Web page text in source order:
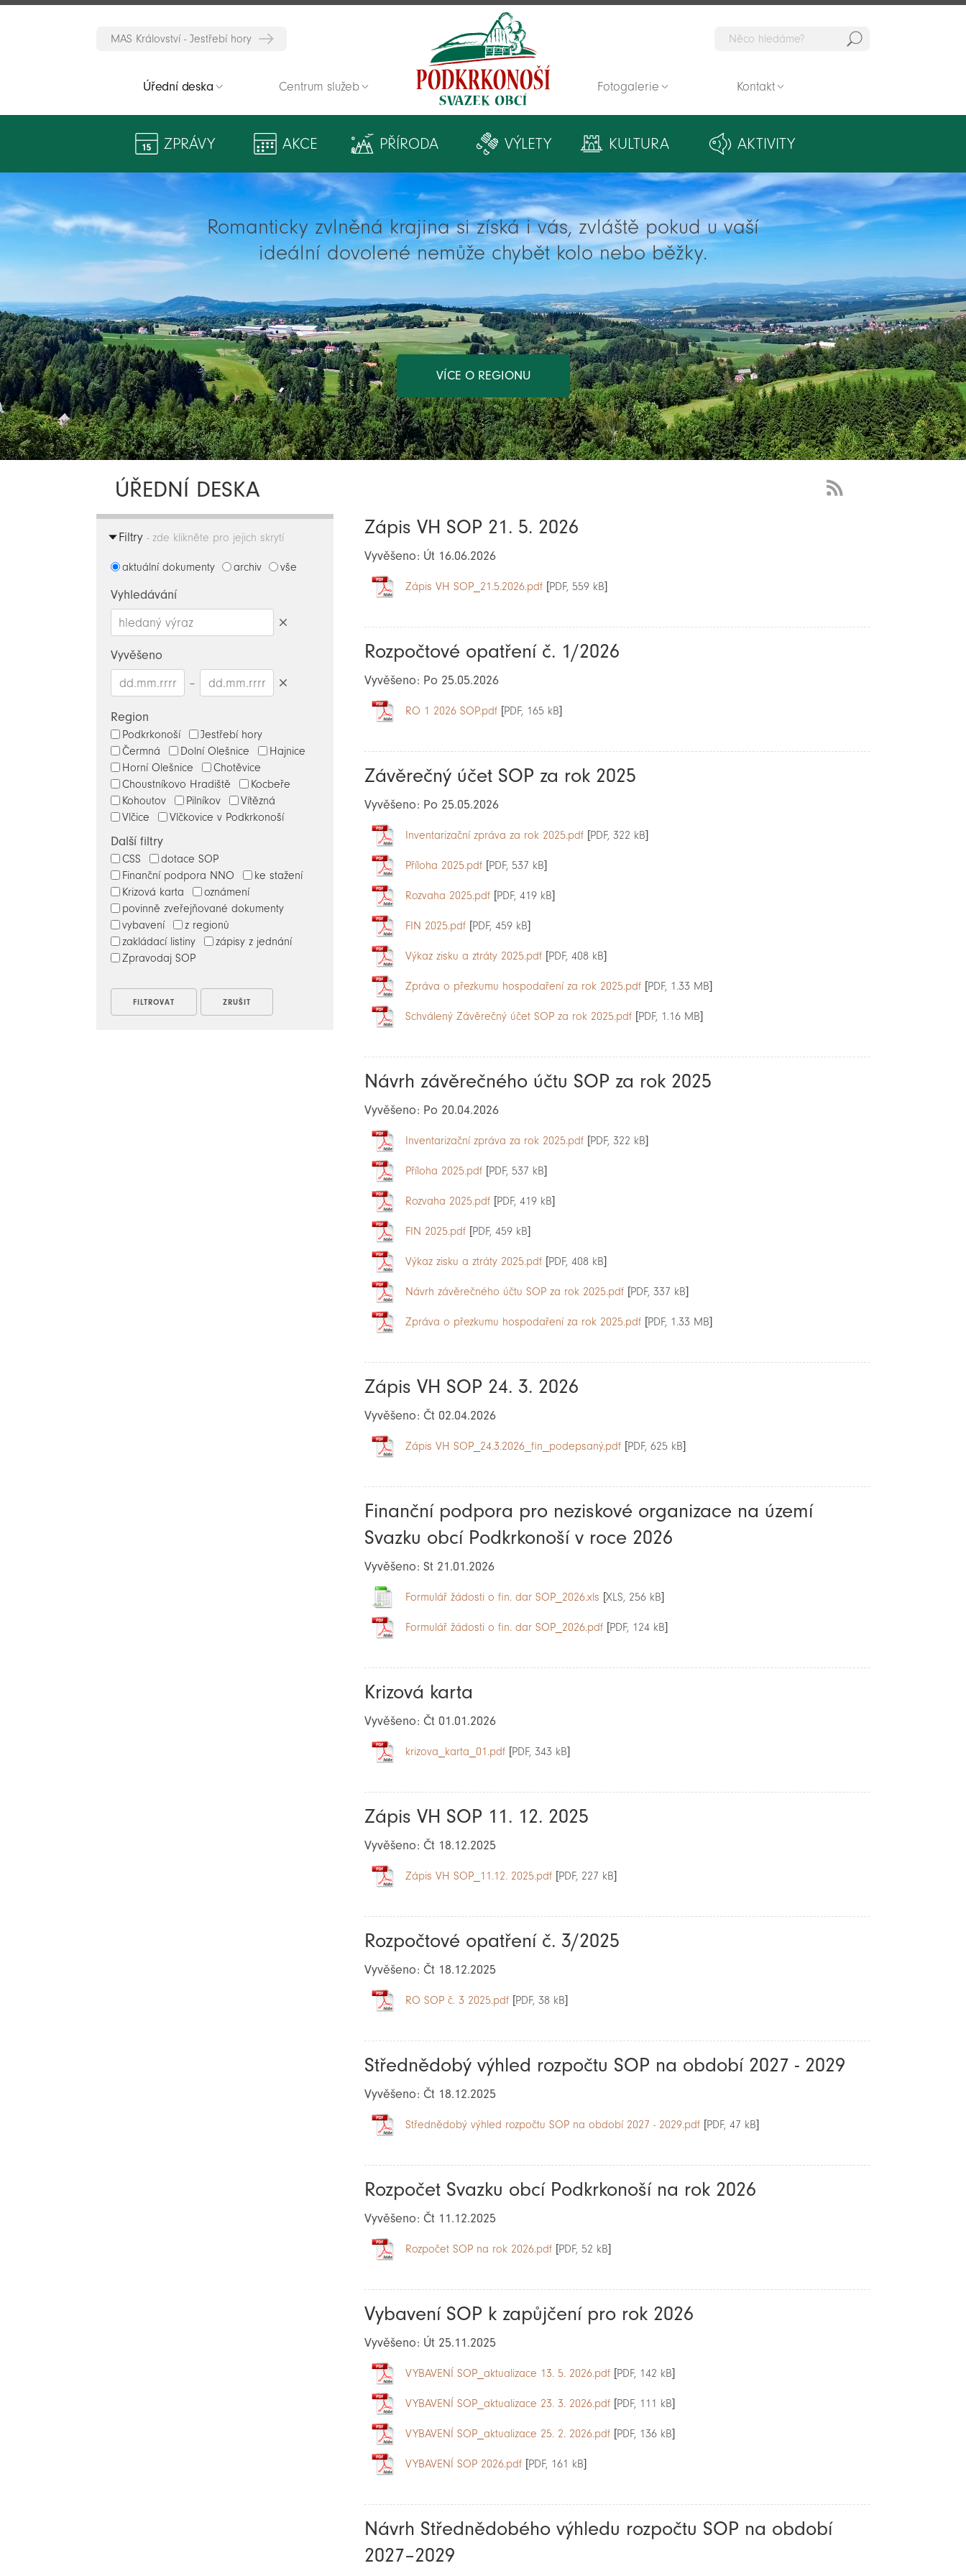
Zpět na titulní stranu
MAS Království - Jestřebí hory
Úřední deska Centrum služeb Fotogalerie Kontakt
ZPRÁVY AKCE PŘÍRODA VÝLETY KULTURA AKTIVITY
Romanticky zvlněná krajina si získá i vás, zvláště pokud u vaší
ideální dovolené nemůže chybět kolo nebo běžky.
VÍCE O REGIONU
ÚŘEDNÍ DESKA
Filtry - zde klikněte pro jejich skrytí
aktuální dokumenty archiv vše
Vyhledávání
Vyvěšeno
–
Region
Podkrkonoší
Jestřebí hory
Čermná
Dolní Olešnice
Hajnice
Horní Olešnice
Chotěvice
Choustníkovo Hradiště
Kocbeře
Kohoutov
Pilníkov
Vítězná
Vlčice
Vlčkovice v Podkrkonoší
Další filtry
CSS
dotace SOP
Finanční podpora NNO
ke stažení
Krizová karta
oznámení
povinně zveřejňované dokumenty
vybavení
z regionů
zakládací listiny
zápisy z jednání
Zpravodaj SOP
Zápis VH SOP 21. 5. 2026
Vyvěšeno: Út 16.06.2026
Zápis VH SOP_21.5.2026.pdf [PDF, 559 kB]
Rozpočtové opatření č. 1/2026
Vyvěšeno: Po 25.05.2026
RO 1 2026 SOP.pdf [PDF, 165 kB]
Závěrečný účet SOP za rok 2025
Vyvěšeno: Po 25.05.2026
Inventarizační zpráva za rok 2025.pdf [PDF, 322 kB]
Příloha 2025.pdf [PDF, 537 kB]
Rozvaha 2025.pdf [PDF, 419 kB]
FIN 2025.pdf [PDF, 459 kB]
Výkaz zisku a ztráty 2025.pdf [PDF, 408 kB]
Zpráva o přezkumu hospodaření za rok 2025.pdf [PDF, 1.33 MB]
Schválený Závěrečný účet SOP za rok 2025.pdf [PDF, 1.16 MB]
Návrh závěrečného účtu SOP za rok 2025
Vyvěšeno: Po 20.04.2026
Inventarizační zpráva za rok 2025.pdf [PDF, 322 kB]
Příloha 2025.pdf [PDF, 537 kB]
Rozvaha 2025.pdf [PDF, 419 kB]
FIN 2025.pdf [PDF, 459 kB]
Výkaz zisku a ztráty 2025.pdf [PDF, 408 kB]
Návrh závěrečného účtu SOP za rok 2025.pdf [PDF, 337 kB]
Zpráva o přezkumu hospodaření za rok 2025.pdf [PDF, 1.33 MB]
Zápis VH SOP 24. 3. 2026
Vyvěšeno: Čt 02.04.2026
Zápis VH SOP_24.3.2026_fin_podepsaný.pdf [PDF, 625 kB]
Finanční podpora pro neziskové organizace na území
Svazku obcí Podkrkonoší v roce 2026
Vyvěšeno: St 21.01.2026
Formulář žádosti o fin. dar SOP_2026.xls [XLS, 256 kB]
Formulář žádosti o fin. dar SOP_2026.pdf [PDF, 124 kB]
Krizová karta
Vyvěšeno: Čt 01.01.2026
krizova_karta_01.pdf [PDF, 343 kB]
Zápis VH SOP 11. 12. 2025
Vyvěšeno: Čt 18.12.2025
Zápis VH SOP_11.12. 2025.pdf [PDF, 227 kB]
Rozpočtové opatření č. 3/2025
Vyvěšeno: Čt 18.12.2025
RO SOP č. 3 2025.pdf [PDF, 38 kB]
Střednědobý výhled rozpočtu SOP na období 2027 - 2029
Vyvěšeno: Čt 18.12.2025
Střednědobý výhled rozpočtu SOP na období 2027 - 2029.pdf [PDF, 47 kB]
Rozpočet Svazku obcí Podkrkonoší na rok 2026
Vyvěšeno: Čt 11.12.2025
Rozpočet SOP na rok 2026.pdf [PDF, 52 kB]
Vybavení SOP k zapůjčení pro rok 2026
Vyvěšeno: Út 25.11.2025
VYBAVENÍ SOP_aktualizace 13. 5. 2026.pdf [PDF, 142 kB]
VYBAVENÍ SOP_aktualizace 23. 3. 2026.pdf [PDF, 111 kB]
VYBAVENÍ SOP_aktualizace 25. 2. 2026.pdf [PDF, 136 kB]
VYBAVENÍ SOP 2026.pdf [PDF, 161 kB]
Návrh Střednědobého výhledu rozpočtu SOP na období
2027–2029